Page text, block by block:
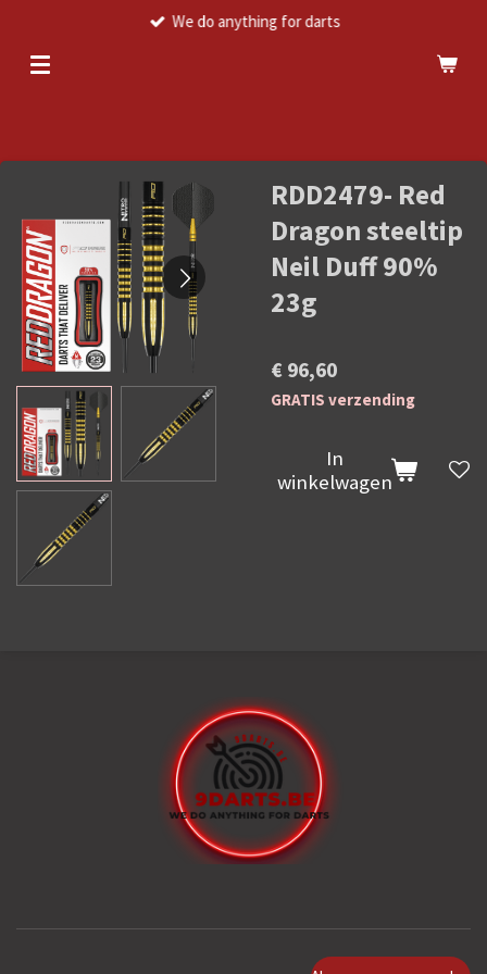
naar
We do anything for darts
RDD2479- Red
Dragon steeltip
Neil Duff 90%
23g
€ 96,60
GRATIS verzending
In
winkelwagen